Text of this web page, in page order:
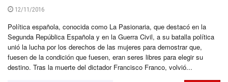
12/11/2016
Política española, conocida como La Pasionaria, que destacó en la
Segunda República Española y en la Guerra Civil, a su batalla política
unió la lucha por los derechos de las mujeres para demostrar que,
fuesen de la condición que fuesen, eran seres libres para elegir su
destino. Tras la muerte del dictador Francisco Franco, volvió...